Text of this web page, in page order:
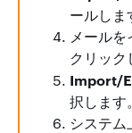
ールしま
メール
クリック
Import/
択します。
システム